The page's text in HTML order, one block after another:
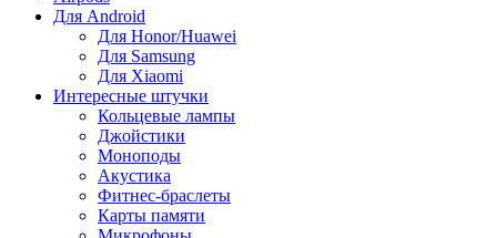
Для Android
Для Honor/Huawei
Для Samsung
Для Xiaomi
Интересные штучки
Кольцевые лампы
Джойстики
Моноподы
Акустика
Фитнес-браслеты
Карты памяти